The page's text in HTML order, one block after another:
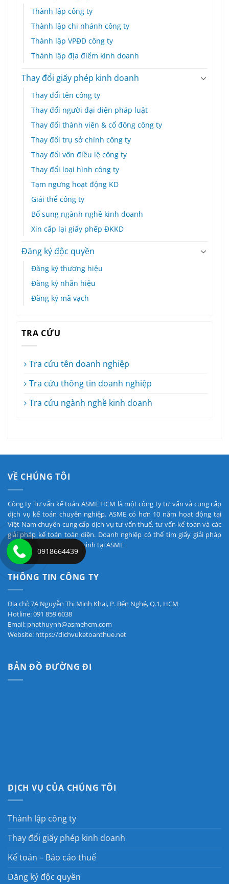
Thành lập công ty
Thành lập chi nhánh công ty
Thành lập VPĐD công ty
Thành lập địa điểm kinh doanh
Thay đổi giấy phép kinh doanh
Thay đổi tên công ty
Thay đổi người đại diện pháp luật
Thay đổi thành viên & cổ đông công ty
Thay đổi trụ sở chính công ty
Thay đổi vốn điều lệ công ty
Thay đổi loại hình công ty
Tạm ngưng hoạt động KD
Giải thể công ty
Bổ sung ngành nghề kinh doanh
Xin cấp lại giấy phếp ĐKKD
Đăng ký độc quyền
Đăng ký thương hiệu
Đăng ký nhãn hiệu
Đăng ký mã vạch
TRA CỨU
Tra cứu tên doanh nghiệp
Tra cứu thông tin doanh nghiệp
Tra cứu ngành nghề kinh doanh
VỀ CHÚNG TÔI
Công ty Tư vấn kế toán ASME HCM là một công ty tư vấn và cung cấp
dịch vụ kế toán chuyên nghiệp. ASME có hơn 10 năm họat động tại
Việt Nam chuyên cung cấp dịch vụ tư vấn thuế, tư vấn kế toán và các
giải pháp kế toán toàn diện. Doanh nghiệp có thể tìm giấy giải pháp
cho các vướng mắc của mình tại ASME
THÔNG TIN CÔNG TY
Địa chỉ: 7A Nguyễn Thị Minh Khai, P. Bến Nghé, Q.1, HCM
Hotline: 091 859 6038
Email: phathuynh@asmehcm.com
Website: https://dichvuketoanthue.net
BẢN ĐỒ ĐƯỜNG ĐI
DỊCH VỤ CỦA CHÚNG TÔI
Thành lập công ty
Thay đổi giấy phép kinh doanh
Kế toán – Báo cáo thuế
Đăng ký độc quyền
0918664439